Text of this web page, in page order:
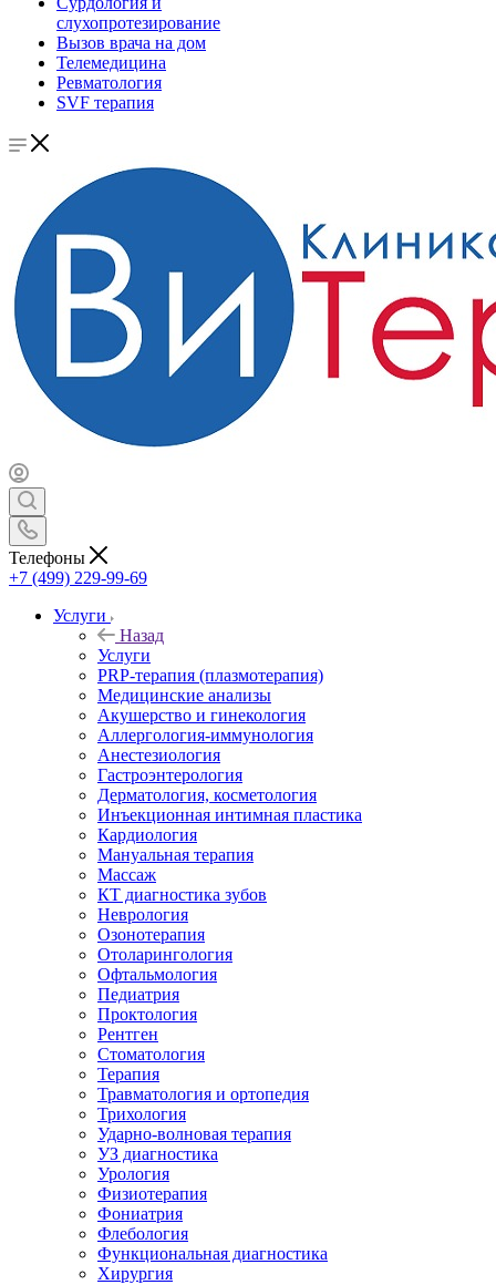
слухопротезирование
Вызов врача на дом
Телемедицина
Ревматология
SVF терапия
Телефоны
+7 (499) 229-99-69
Услуги
Назад
Услуги
PRP-терапия (плазмотерапия)
Медицинские анализы
Акушерство и гинекология
Аллергология-иммунология
Анестезиология
Гастроэнтерология
Дерматология, косметология
Инъекционная интимная пластика
Кардиология
Мануальная терапия
Массаж
КТ диагностика зубов
Неврология
Озонотерапия
Отоларингология
Офтальмология
Педиатрия
Проктология
Рентген
Стоматология
Терапия
Травматология и ортопедия
Трихология
Ударно-волновая терапия
УЗ диагностика
Урология
Физиотерапия
Фониатрия
Флебология
Функциональная диагностика
Хирургия